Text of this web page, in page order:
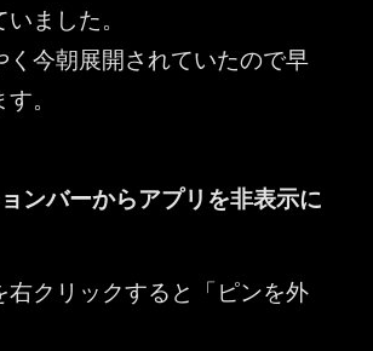
ました。
く今朝展開されていたので早
。
ンバーからアプリを非表示に
クリックすると「ピンを外